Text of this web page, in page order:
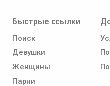
Быстрые ссылки
Поиск
Девушки
Женщины
Парни